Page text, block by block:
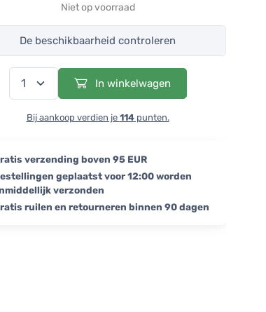
Niet op voorraad
De beschikbaarheid controleren
In winkelwagen
Bij aankoop verdien je 114punten.
verzending boven 95 EUR
geplaatst voor 12:00 worden
verzonden
ruilen en retourneren binnen 90 dagen